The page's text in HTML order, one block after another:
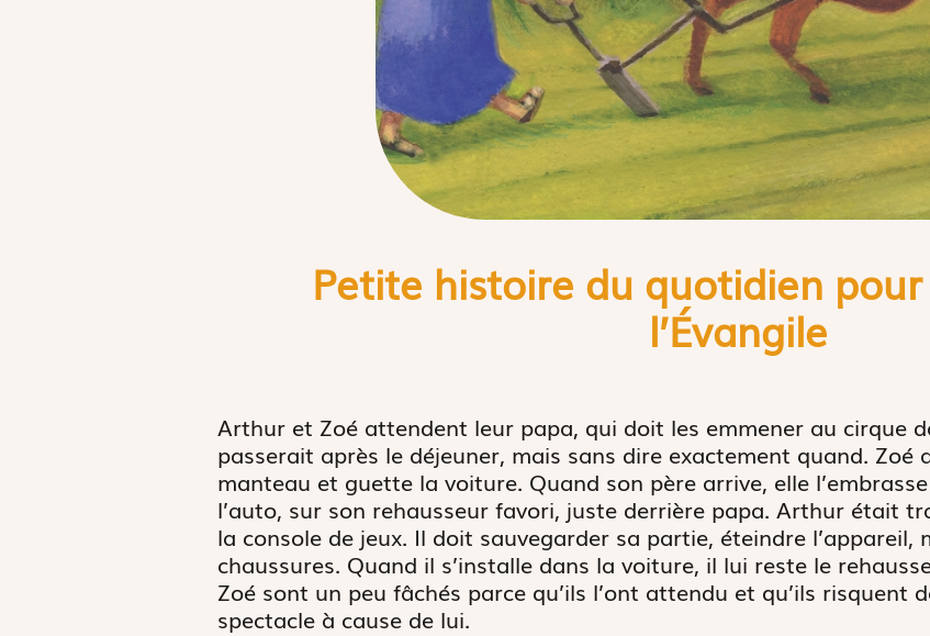
Petite histoire du quotidien
l’Évangile
Arthur et Zoé attendent leur papa, qui doit les emmener au cirque
passerait après le déjeuner, mais sans dire exactement quand. Zoé
manteau et guette la voiture. Quand son père arrive, elle
l’auto, sur son rehausseur favori, juste derrière papa. Arthur était
la console de jeux. Il doit sauvegarder sa partie, éteindre l’appareil,
chaussures. Quand il s’installe dans la voiture, il lui reste le
Zoé sont un peu fâchés parce qu’ils l’ont attendu et qu’ils risquent
spectacle à cause de lui.